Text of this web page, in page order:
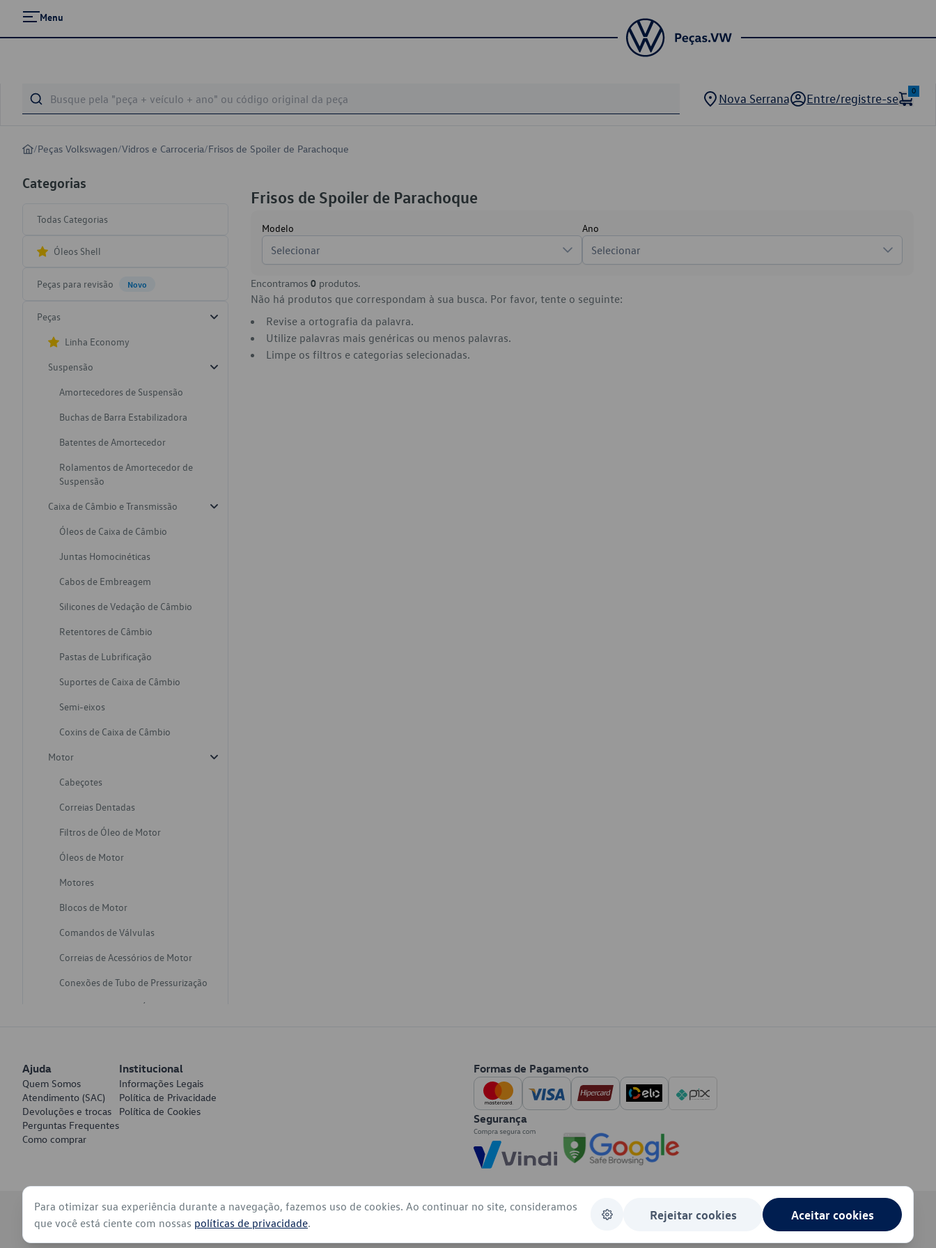
Menu
Nova Serrana Entre/registre-se
0
/Peças Volkswagen/Vidros e Carroceria/Frisos de Spoiler de Parachoque
Categorias
Todas Categorias
Óleos Shell
Peças para revisão Novo
Peças
Linha Economy
Suspensão
Amortecedores de Suspensão
Buchas de Barra Estabilizadora
Batentes de Amortecedor
Rolamentos de Amortecedor de
Suspensão
Caixa de Câmbio e Transmissão
Óleos de Caixa de Câmbio
Juntas Homocinéticas
Cabos de Embreagem
Silicones de Vedação de Câmbio
Retentores de Câmbio
Pastas de Lubrificação
Suportes de Caixa de Câmbio
Semi-eixos
Coxins de Caixa de Câmbio
Motor
Cabeçotes
Correias Dentadas
Filtros de Óleo de Motor
Óleos de Motor
Motores
Blocos de Motor
Comandos de Válvulas
Correias de Acessórios de Motor
Conexões de Tubo de Pressurização
Varetas de Nivel de Óleo
Discos de Freio
Juntas de Bomba de Vácuo
Mangueiras de Vácuo de Servo
Pratos de Disco de Freio
Travas de Pastilha de Freio
Frisos de Spoiler de Parachoque
Modelo
Selecionar
Ano
Selecionar
Encontramos 0 produtos.
Não há produtos que correspondam à sua busca. Por favor, tente o seguinte:
Revise a ortografia da palavra.
Utilize palavras mais genéricas ou menos palavras.
Limpe os filtros e categorias selecionadas.
Ajuda
Quem Somos
Atendimento (SAC)
Devoluções e trocas
Perguntas Frequentes
Como comprar
Institucional
Informações Legais
Política de Privacidade
Política de Cookies
Formas de Pagamento
Segurança
© 2026 - Volkswagen do Brasil - Todos os direitos reservados
Para otimizar sua experiência durante a navegação, fazemos uso de cookies. Ao continuar no site, consideramos
que você está ciente com nossas políticas de privacidade.
Rejeitar cookies Aceitar cookies